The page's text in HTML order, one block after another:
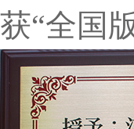
获“全国